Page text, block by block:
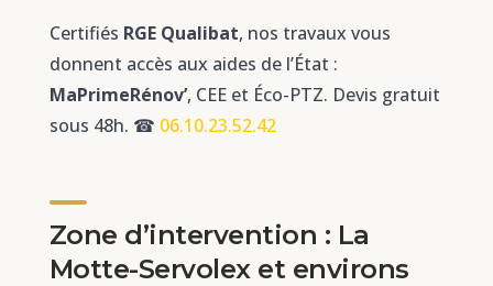
Certifiés RGE Qualibat, nos travaux vous
donnent accès aux aides de l’État :
MaPrimeRénov’, CEE et Éco-PTZ. Devis gratuit
sous 48h. ☎ 06.10.23.52.42
Zone d’intervention : La
Motte-Servolex et environs